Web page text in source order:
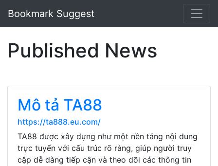
Bookmark Suggest
Published News
Mô tả TA88
https://ta888.eu.com/
TA88 được xây dựng như một nền tảng nội dung
trực tuyến với cấu trúc rõ ràng, giúp người truy
cập dễ dàng tiếp cận và theo dõi các thông tin